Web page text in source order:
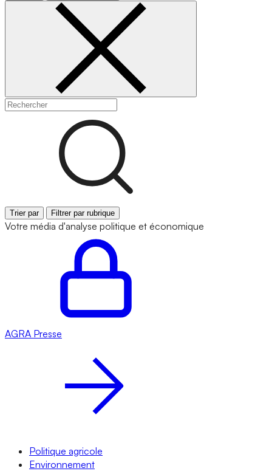
Trier par Filtrer par rubrique
Votre média d'analyse politique et économique
AGRA Presse
Politique agricole
Environnement